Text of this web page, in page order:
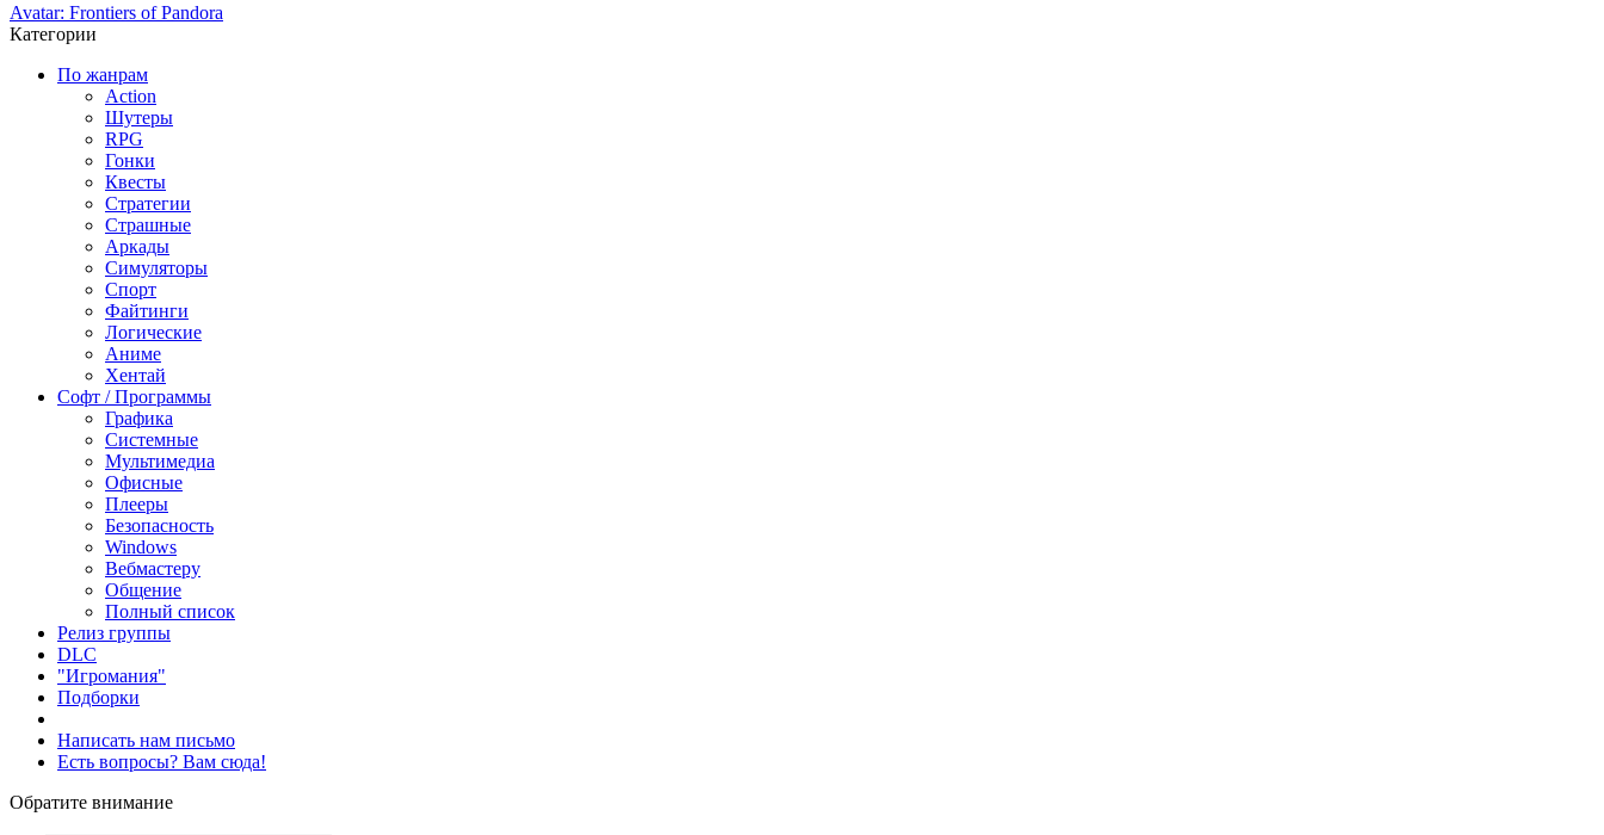
Avatar: Frontiers of Pandora
Категории
По жанрам
Action
Шутеры
RPG
Гонки
Квесты
Стратегии
Страшные
Аркады
Симуляторы
Спорт
Файтинги
Логические
Аниме
Хентай
Софт / Программы
Графика
Системные
Мультимедиа
Офисные
Плееры
Безопасность
Windows
Вебмастеру
Общение
Полный список
Релиз группы
DLC
"Игромания"
Подборки
Написать нам письмо
Есть вопросы? Вам сюда!
Обратите внимание